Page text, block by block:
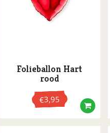
Folieballon Hart
rood
€3,95